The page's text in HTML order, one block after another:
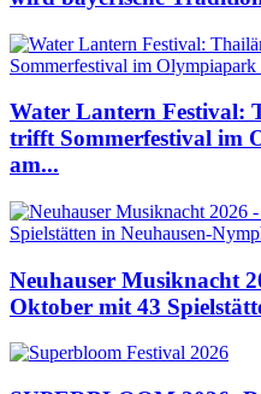
Water Lantern Festival:
trifft Sommerfestival im
am...
Neuhauser Musiknacht
Oktober mit 43